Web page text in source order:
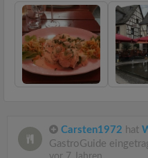
Carsten1972 hat
GastroGuide